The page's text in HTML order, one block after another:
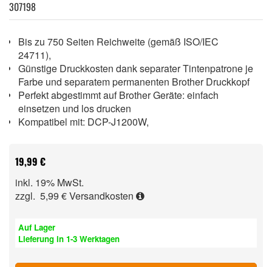
307198
Bis zu 750 Seiten Reichweite (gemäß ISO/IEC
24711),
Günstige Druckkosten dank separater Tintenpatrone je
Farbe und separatem permanenten Brother Druckkopf
Perfekt abgestimmt auf Brother Geräte: einfach
einsetzen und los drucken
Kompatibel mit: DCP-J1200W,
19,99 €
inkl. 19% MwSt.
zzgl. 5,99 €Versandkosten
Auf Lager
Lieferung in 1-3 Werktagen